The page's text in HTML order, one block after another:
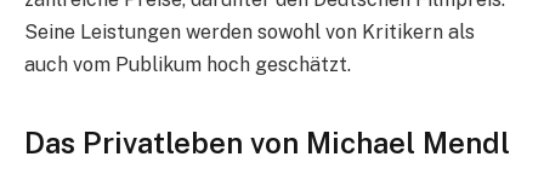
Seine Leistungen werden sowohl von Kritikern als
auch vom Publikum hoch geschätzt.
Das Privatleben von Michael Mendl